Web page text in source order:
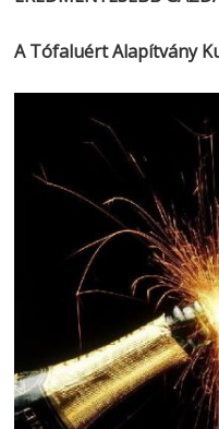
A Tófaluért Alapítvány